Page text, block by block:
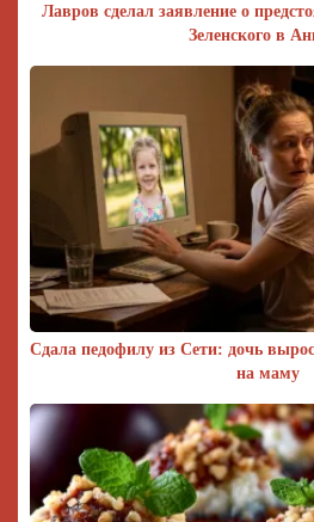
Лавров сделал заявление о
Зеленского в
Сдала педофилу из Сети: дочь
на маму